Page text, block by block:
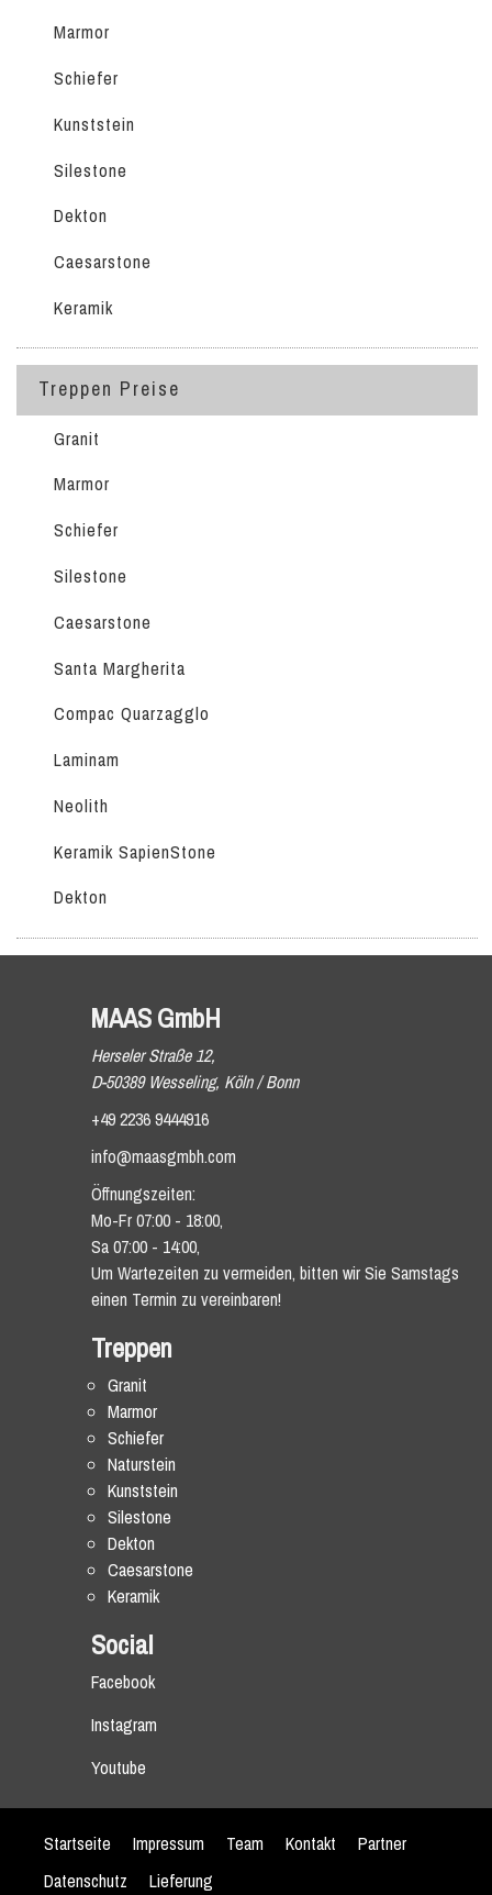
Marmor
Schiefer
Kunststein
Silestone
Dekton
Caesarstone
Keramik
Treppen Preise
Granit
Marmor
Schiefer
Silestone
Caesarstone
Santa Margherita
Compac Quarzagglo
Laminam
Neolith
Keramik SapienStone
Dekton
MAAS GmbH
Herseler Straße 12,
D-50389 Wesseling, Köln / Bonn
+49 2236 9444916
info@maasgmbh.com
Öffnungszeiten:
Mo-Fr 07:00 - 18:00,
Sa 07:00 - 14:00,
Um Wartezeiten zu vermeiden, bitten wir Sie Samstags
einen Termin zu vereinbaren!
Treppen
Granit
Marmor
Schiefer
Naturstein
Kunststein
Silestone
Dekton
Caesarstone
Keramik
Social
Facebook
Instagram
Youtube
Startseite Impressum Team Kontakt
Partner
Datenschutz
Lieferung